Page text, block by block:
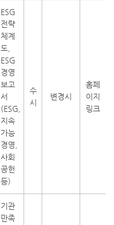
ESG
전략
체계
도,
ESG
경영
보고
서
(ESG,
지속
가능
경영,
사회
공헌
등)
수
시
변경시
홈페
이지
링크
기관
만족